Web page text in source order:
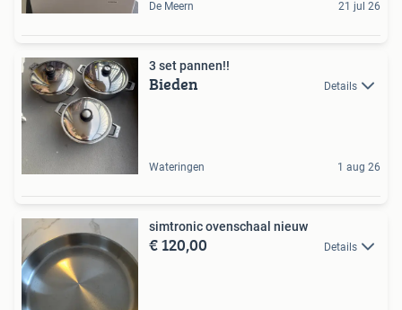
De Meern 21 jul 26
3 set pannen!!
Bieden Details
Wateringen 1 aug 26
simtronic ovenschaal nieuw
€ 120,00 Details